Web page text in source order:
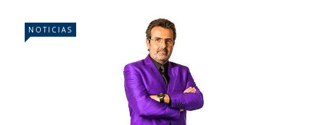
NOTICIAS